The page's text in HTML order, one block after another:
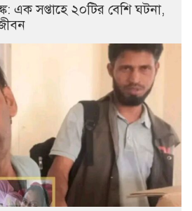
এক সপ্তাহে ২০টির বেশি ঘটনা,